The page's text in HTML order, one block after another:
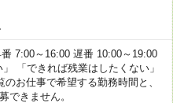
7:00～16:00 遅番 10:00～19:00
「できれば残業はしたくない」
お仕事で希望する勤務時間と、
できません。